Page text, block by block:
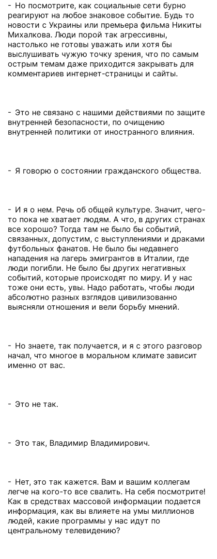
- Но посмотрите, как социальные сети бурно
реагируют на любое знаковое событие. Будь то
новости с Украины или премьера фильма Никиты
Михалкова. Люди порой так агрессивны,
настолько не готовы уважать или хотя бы
выслушивать чужую точку зрения, что по самым
острым темам даже приходится закрывать для
комментариев интернет-страницы и сайты.
- Это не связано с нашими действиями по защите
внутренней безопасности, по очищению
внутренней политики от иностранного влияния.
- Я говорю о состоянии гражданского общества.
- И я о нем. Речь об общей культуре. Значит, чего-
то пока не хватает людям. А что, в других странах
все хорошо? Тогда там не было бы событий,
связанных, допустим, с выступлениями и драками
футбольных фанатов. Не было бы недавнего
нападения на лагерь эмигрантов в Италии, где
люди погибли. Не было бы других негативных
событий, которые происходят по миру. И у нас
тоже они есть, увы. Надо работать, чтобы люди
абсолютно разных взглядов цивилизованно
выясняли отношения и вели борьбу мнений.
- Но знаете, так получается, и я с этого разговор
начал, что многое в моральном климате зависит
именно от вас.
- Это не так.
- Это так, Владимир Владимирович.
- Нет, это так кажется. Вам и вашим коллегам
легче на кого-то все свалить. На себя посмотрите!
Как в средствах массовой информации подается
информация, как вы влияете на умы миллионов
людей, какие программы у нас идут по
центральному телевидению?